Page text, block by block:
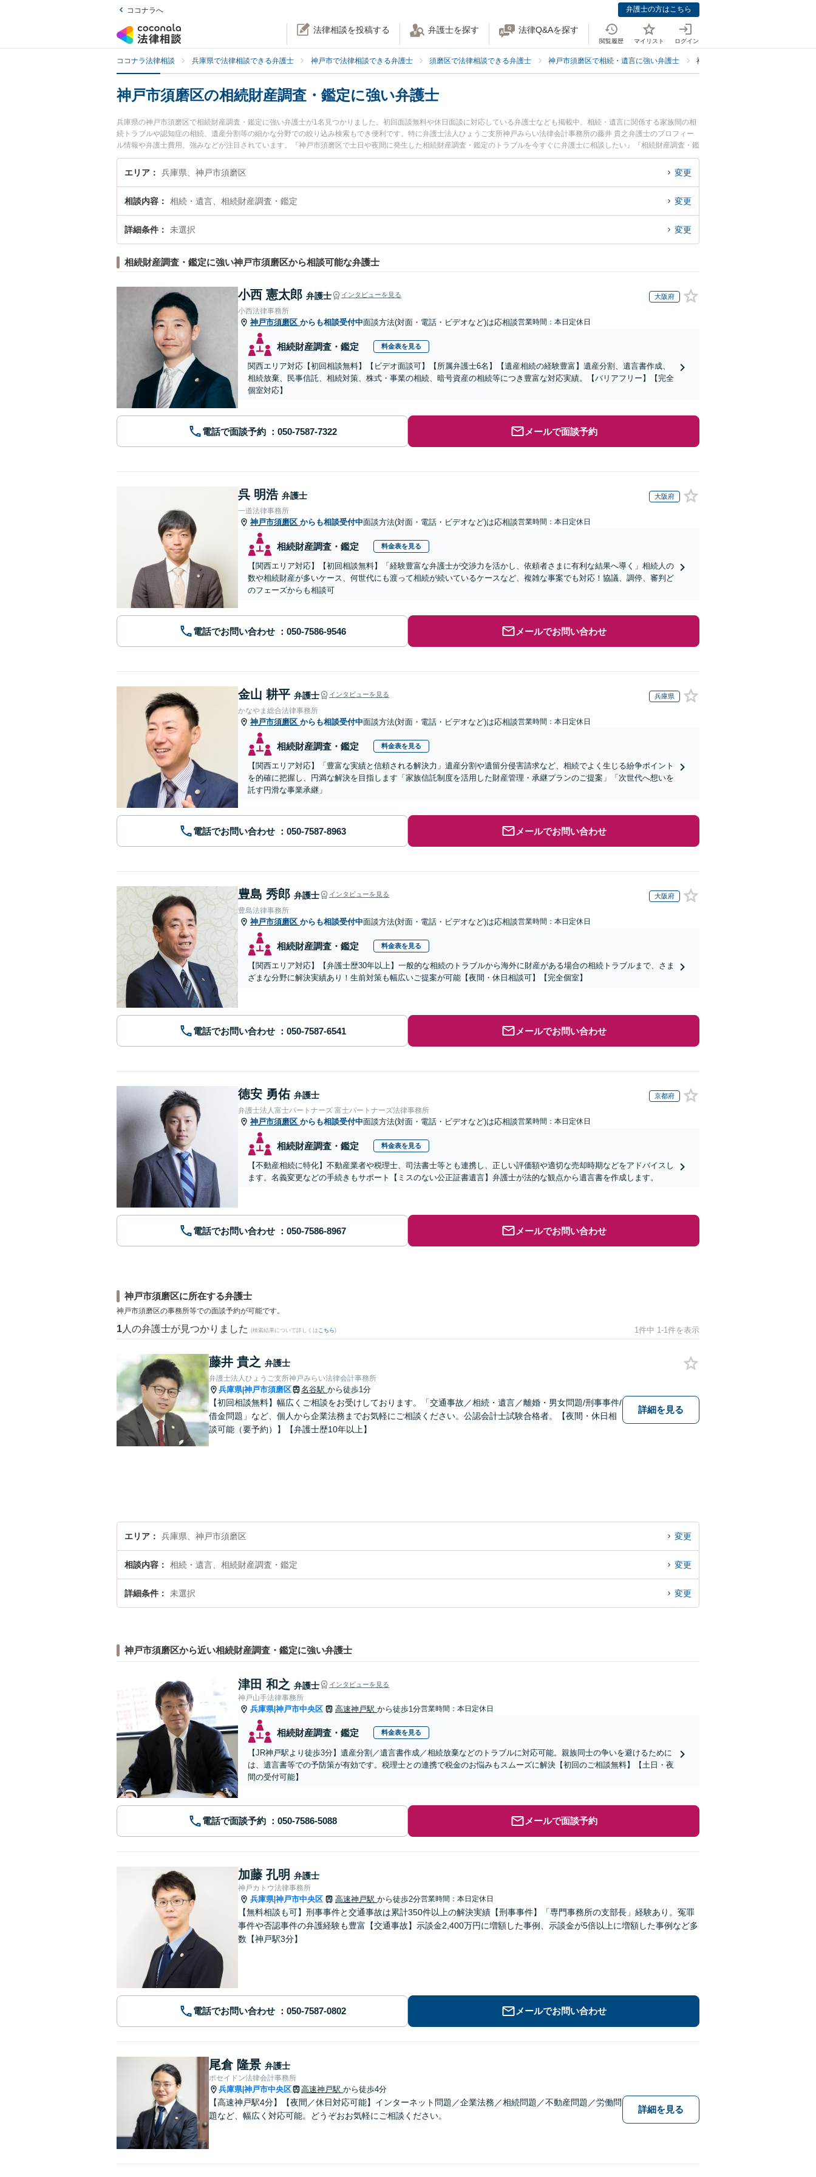
ココナラへ 弁護士の方はこちら
法律相談を投稿する 弁護士を探す 法律Q&Aを探す
閲覧履歴 マイリスト ログイン
ココナラ法律相談 兵庫県で法律相談できる弁護士 神戸市で法律相談できる弁護士 須磨区で法律相談できる弁護士 神戸市須磨区で相続・遺言に強い弁護士 神戸市須磨区で相続財産調査・鑑定
神戸市須磨区の相続財産調査・鑑定に強い弁護士
兵庫県の神戸市須磨区で相続財産調査・鑑定に強い弁護士が1名見つかりました。初回面談無料や休日面談に対応している弁護士なども掲載中。相続・遺言に関係する家族間の相
続トラブルや認知症の相続、遺産分割等の細かな分野での絞り込み検索もでき便利です。特に弁護士法人ひょうご支所神戸みらい法律会計事務所の藤井 貴之弁護士のプロフィー
ル情報や弁護士費用、強みなどが注目されています。『神戸市須磨区で土日や夜間に発生した相続財産調査・鑑定のトラブルを今すぐに弁護士に相談したい』『相続財産調査・鑑
定のトラブル解決の実績豊富な近くの弁護士を検索したい』『初回相談無料で相続財産調査・鑑定を法律相談できる神戸市須磨区内の弁護士に相談予約したい』などでお困りの相
談者さんにおすすめです。
エリア 兵庫県、神戸市須磨区 変更
相談内容 相続・遺言、相続財産調査・鑑定 変更
詳細条件 未選択 変更
相続財産調査・鑑定に強い神戸市須磨区から相談可能な弁護士
小西 憲太郎 弁護士 インタビューを見る 大阪府
小西法律事務所
神戸市須磨区 からも相談受付中面談方法(対面・電話・ビデオなど)は応相談営業時間：本日定休日
相続財産調査・鑑定 料金表を見る
関西エリア対応【初回相談無料】【ビデオ面談可】【所属弁護士6名】【遺産相続の経験豊富】遺産分割、遺言書作成、
相続放棄、民事信託、相続対策、株式・事業の相続、暗号資産の相続等につき豊富な対応実績。【バリアフリー】【完全
個室対応】
電話で面談予約 メールで面談予約
呉 明浩 弁護士 大阪府
一道法律事務所
神戸市須磨区 からも相談受付中面談方法(対面・電話・ビデオなど)は応相談営業時間：本日定休日
相続財産調査・鑑定 料金表を見る
【関西エリア対応】【初回相談無料】「経験豊富な弁護士が交渉力を活かし、依頼者さまに有利な結果へ導く」相続人の
数や相続財産が多いケース、何世代にも渡って相続が続いているケースなど、複雑な事案でも対応！協議、調停、審判ど
のフェーズからも相談可
電話でお問い合わせ メールでお問い合わせ
金山 耕平 弁護士 インタビューを見る 兵庫県
かなやま総合法律事務所
神戸市須磨区 からも相談受付中面談方法(対面・電話・ビデオなど)は応相談営業時間：本日定休日
相続財産調査・鑑定 料金表を見る
【関西エリア対応】「豊富な実績と信頼される解決力」遺産分割や遺留分侵害請求など、相続でよく生じる紛争ポイント
を的確に把握し、円満な解決を目指します「家族信託制度を活用した財産管理・承継プランのご提案」「次世代へ想いを
託す円滑な事業承継」
電話でお問い合わせ メールでお問い合わせ
豊島 秀郎 弁護士 インタビューを見る 大阪府
豊島法律事務所
神戸市須磨区 からも相談受付中面談方法(対面・電話・ビデオなど)は応相談営業時間：本日定休日
相続財産調査・鑑定 料金表を見る
【関西エリア対応】【弁護士歴30年以上】一般的な相続のトラブルから海外に財産がある場合の相続トラブルまで、さま
ざまな分野に解決実績あり！生前対策も幅広いご提案が可能【夜間・休日相談可】【完全個室】
電話でお問い合わせ メールでお問い合わせ
徳安 勇佑 弁護士 京都府
弁護士法人富士パートナーズ 富士パートナーズ法律事務所
神戸市須磨区 からも相談受付中面談方法(対面・電話・ビデオなど)は応相談営業時間：本日定休日
相続財産調査・鑑定 料金表を見る
【不動産相続に特化】不動産業者や税理士、司法書士等とも連携し、正しい評価額や適切な売却時期などをアドバイスし
ます。名義変更などの手続きもサポート【ミスのない公正証書遺言】弁護士が法的な観点から遺言書を作成します。
電話でお問い合わせ メールでお問い合わせ
神戸市須磨区に所在する弁護士
神戸市須磨区の事務所等での面談予約が可能です。
1 人の弁護士が見つかりました (検索結果について詳しくは こちら) 1件中 1-1件を表示
藤井 貴之 弁護士
弁護士法人ひょうご支所神戸みらい法律会計事務所
兵庫県|神戸市須磨区 名谷駅 から徒歩1分
【初回相談無料】幅広くご相談をお受けしております。「交通事故／相続・遺言／離婚・男女問題/刑事事件/
借金問題」など、個人から企業法務までお気軽にご相談ください。公認会計士試験合格者。【夜間・休日相
談可能（要予約）】【弁護士歴10年以上】
詳細を見る
エリア 兵庫県、神戸市須磨区 変更
相談内容 相続・遺言、相続財産調査・鑑定 変更
詳細条件 未選択 変更
神戸市須磨区から近い相続財産調査・鑑定に強い弁護士
津田 和之 弁護士 インタビューを見る
神戸山手法律事務所
兵庫県|神戸市中央区 高速神戸駅 から徒歩1分営業時間：本日定休日
相続財産調査・鑑定 料金表を見る
【JR神戸駅より徒歩3分】遺産分割／遺言書作成／相続放棄などのトラブルに対応可能。親族同士の争いを避けるために
は、遺言書等での予防策が有効です。税理士との連携で税金のお悩みもスムーズに解決【初回のご相談無料】【土日・夜
間の受付可能】
電話で面談予約 メールで面談予約
加藤 孔明 弁護士
神戸カトウ法律事務所
兵庫県|神戸市中央区 高速神戸駅 から徒歩2分営業時間：本日定休日
【無料相談も可】刑事事件と交通事故は累計350件以上の解決実績【刑事事件】「専門事務所の支部長」経験あり。冤罪
事件や否認事件の弁護経験も豊富【交通事故】示談金2,400万円に増額した事例、示談金が5倍以上に増額した事例など多
数【神戸駅3分】
電話でお問い合わせ メールでお問い合わせ
尾倉 隆景 弁護士
ポセイドン法律会計事務所
兵庫県|神戸市中央区 高速神戸駅 から徒歩4分
【高速神戸駅4分】【夜間／休日対応可能】インターネット問題／企業法務／相続問題／不動産問題／労働問
題など、幅広く対応可能。どうぞおお気軽にご相談ください。
詳細を見る